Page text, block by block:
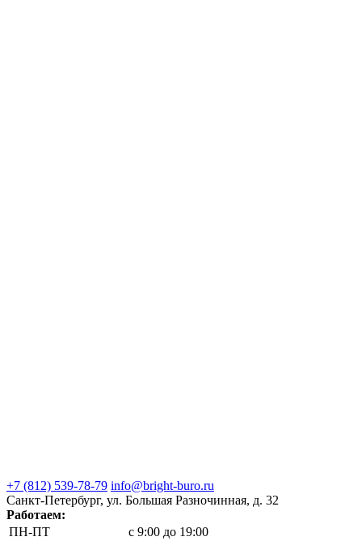
+7 (812) 539-78-79 info@bright-buro.ru
Санкт-Петербург, ул. Большая Разночинная, д. 32
Работаем:
ПН-ПТ
с 9:00 до 19:00